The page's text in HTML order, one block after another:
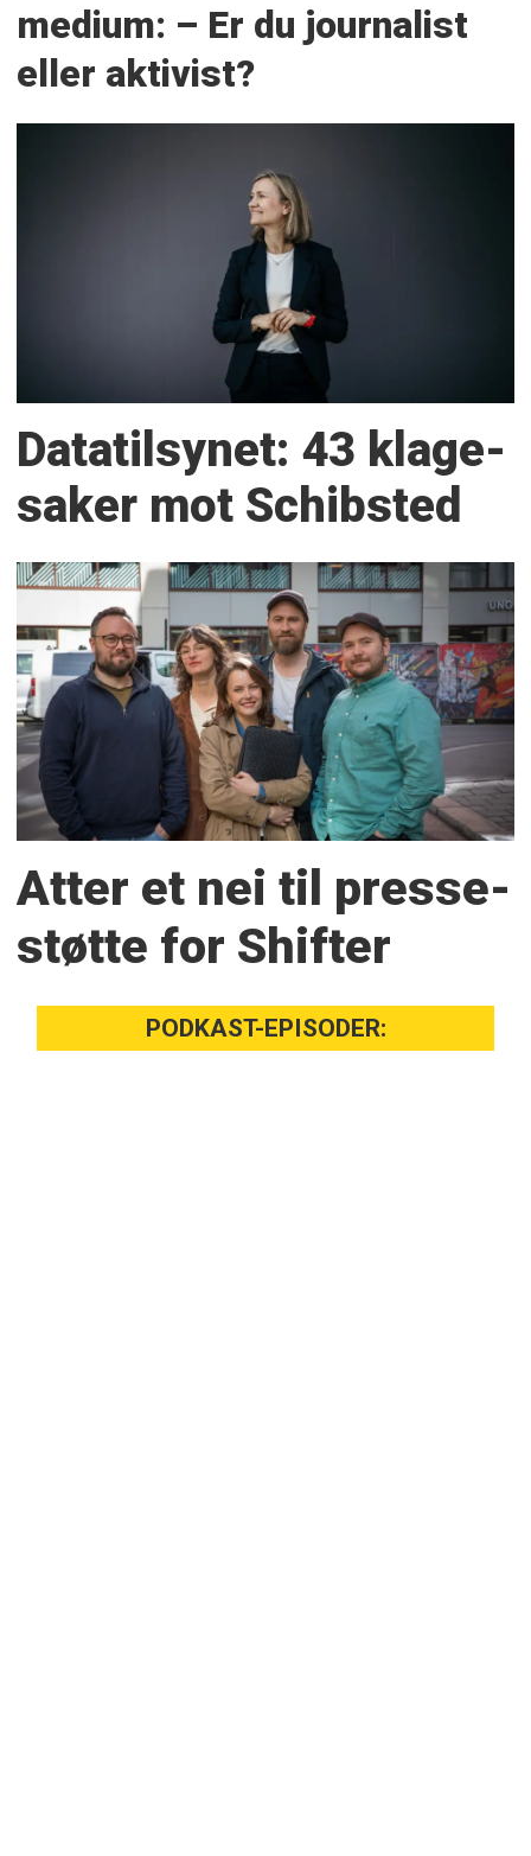
medium: – Er du journalist
eller aktivist?
Datatilsynet: 43 klage­
saker mot Schibsted
Atter et nei til presse­
støtte for Shifter
PODKAST-EPISODER: